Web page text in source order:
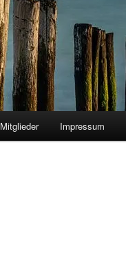
Mitglieder Impressum